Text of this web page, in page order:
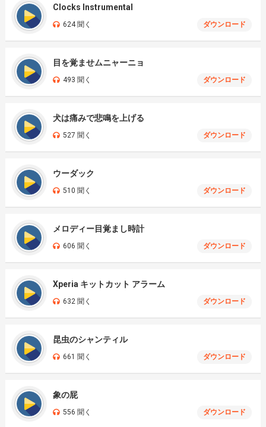
Clocks Instrumental
624 聞く ダウンロード
目を覚ませムニャーニョ
493 聞く ダウンロード
犬は痛みで悲鳴を上げる
527 聞く ダウンロード
ウーダック
510 聞く ダウンロード
メロディー目覚まし時計
606 聞く ダウンロード
Xperia キットカット アラーム
632 聞く ダウンロード
昆虫のシャンティル
661 聞く ダウンロード
象の屁
556 聞く ダウンロード